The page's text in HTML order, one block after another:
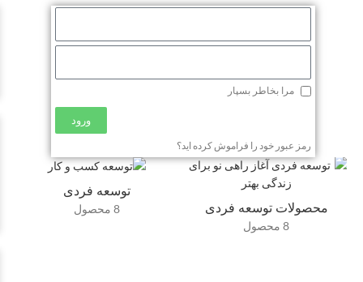
مرا بخاطر بسپار
ورود
رمز عبور خود را فراموش کرده اید؟
محصولات توسعه فردی
8 محصول
توسعه فردی
8 محصول